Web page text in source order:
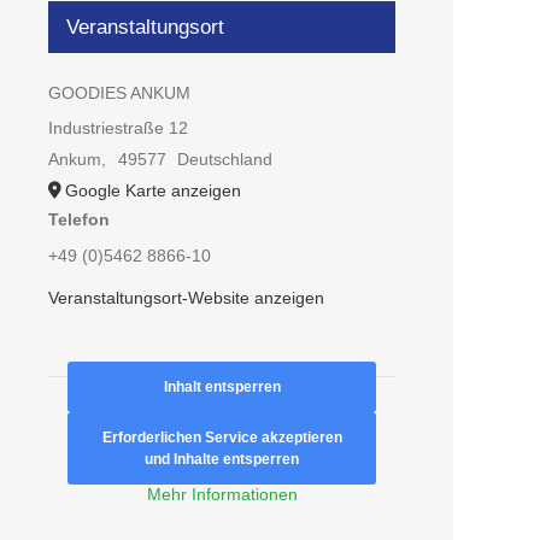
Veranstaltungsort
GOODIES ANKUM
Industriestraße 12
Ankum
49577
Deutschland
Google Karte anzeigen
Telefon
+49 (0)5462 8866-10
Veranstaltungsort-Website anzeigen
Inhalt entsperren
Erforderlichen Service akzeptieren
und Inhalte entsperren
Mehr Informationen